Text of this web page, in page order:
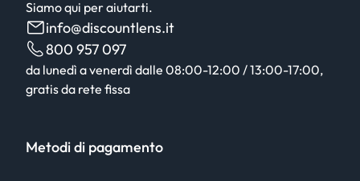
Siamo qui per aiutarti.
info@discountlens.it
800 957 097
da lunedì a venerdì dalle 08:00-12:00 / 13:00-17:00,
gratis da rete fissa
Metodi di pagamento